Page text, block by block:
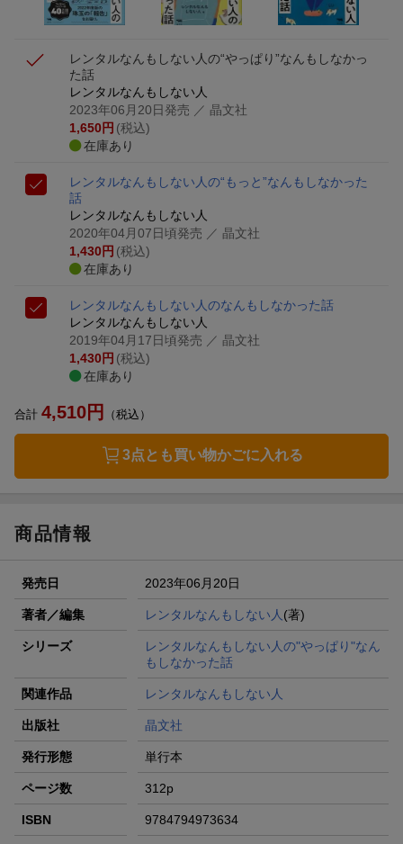
レンタルなんもしない人の“やっぱり”なんもしなかっ
た話
レンタルなんもしない人
2023年06月20日発売 ／ 晶文社
1,650円 (税込)
在庫あり
レンタルなんもしない人の“もっと”なんもしなかった
話
レンタルなんもしない人
2020年04月07日頃発売 ／ 晶文社
1,430円 (税込)
在庫あり
レンタルなんもしない人のなんもしなかった話
レンタルなんもしない人
2019年04月17日頃発売 ／ 晶文社
1,430円 (税込)
在庫あり
合計 4,510円 （税込）
3点とも買い物かごに入れる
商品情報
発売日 2023年06月20日
著者／編集 レンタルなんもしない人 (著)
シリーズ
レンタルなんもしない人の"やっぱり"なん
もしなかった話
関連作品 レンタルなんもしない人
出版社 晶文社
発行形態 単行本
ページ数 312p
ISBN 9784794973634